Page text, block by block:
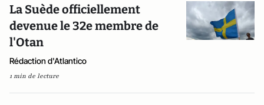
La Suède officiellement
devenue le 32e membre de
l'Otan
Rédaction d'Atlantico
1 min de lecture